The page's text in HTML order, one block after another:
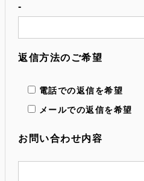
-
返信方法のご希望
電話での返信を希望
メールでの返信を希望
お問い合わせ内容